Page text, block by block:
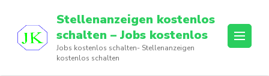
content
Enter)
Stellenanzeigen kostenlos
schalten – Jobs kostenlos
Jobs kostenlos schalten- Stellenanzeigen
kostenlos schalten